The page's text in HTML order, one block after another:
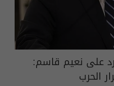
على نعيم قاسم:
الحرب